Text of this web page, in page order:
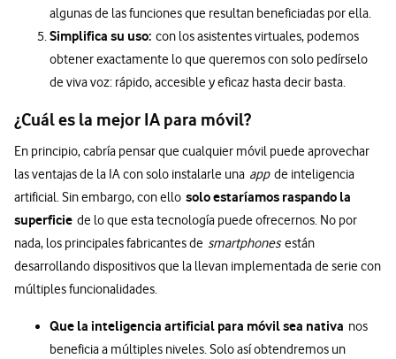
algunas de las funciones que resultan beneficiadas por ella.
Simplifica su uso: con los asistentes virtuales, podemos
obtener exactamente lo que queremos con solo pedírselo
de viva voz: rápido, accesible y eficaz hasta decir basta.
¿Cuál es la mejor IA para móvil?
En principio, cabría pensar que cualquier móvil puede aprovechar
las ventajas de la IA con solo instalarle una appde inteligencia
artificial. Sin embargo, con ello solo estaríamos raspando la
superficie de lo que esta tecnología puede ofrecernos. No por
nada, los principales fabricantes de smartphonesestán
desarrollando dispositivos que la llevan implementada de serie con
múltiples funcionalidades.
Que la inteligencia artificial para móvil sea nativa nos
beneficia a múltiples niveles. Solo así obtendremos un